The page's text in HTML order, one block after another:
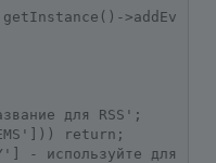
>addEv
для RSS';
return;
- используйте для